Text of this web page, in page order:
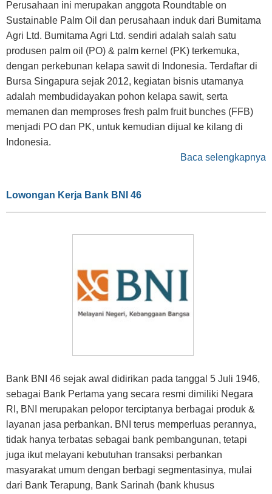
Perusahaan ini merupakan anggota Roundtable on
Sustainable Palm Oil dan perusahaan induk dari Bumitama
Agri Ltd. Bumitama Agri Ltd. sendiri adalah salah satu
produsen palm oil (PO) & palm kernel (PK) terkemuka,
dengan perkebunan kelapa sawit di Indonesia. Terdaftar di
Bursa Singapura sejak 2012, kegiatan bisnis utamanya
adalah membudidayakan pohon kelapa sawit, serta
memanen dan memproses fresh palm fruit bunches (FFB)
menjadi PO dan PK, untuk kemudian dijual ke kilang di
Indonesia.
Baca selengkapnya
Lowongan Kerja Bank BNI 46
Bank BNI 46 sejak awal didirikan pada tanggal 5 Juli 1946,
sebagai Bank Pertama yang secara resmi dimiliki Negara
RI, BNI merupakan pelopor terciptanya berbagai produk &
layanan jasa perbankan. BNI terus memperluas perannya,
tidak hanya terbatas sebagai bank pembangunan, tetapi
juga ikut melayani kebutuhan transaksi perbankan
masyarakat umum dengan berbagi segmentasinya, mulai
dari Bank Terapung, Bank Sarinah (bank khusus